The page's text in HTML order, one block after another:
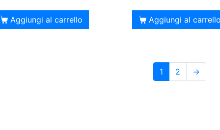
Aggiungi al carrello Aggiungi al carrello
1 2 →